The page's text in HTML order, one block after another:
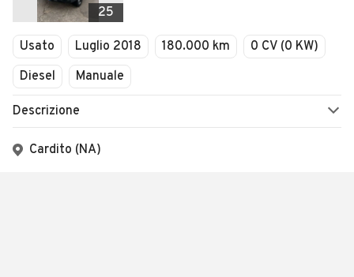
25
Usato Luglio 2018 180.000 km
0 CV (0 KW)
Diesel
Manuale
Descrizione
Cardito (NA)